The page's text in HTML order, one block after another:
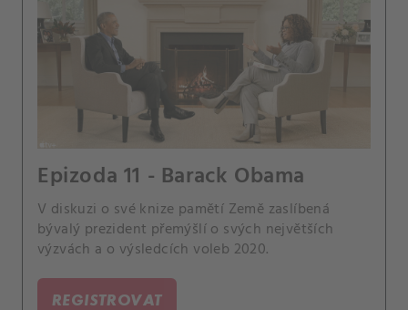
Epizoda 11 - Barack Obama
V diskuzi o své knize pamětí Země zaslíbená
bývalý prezident přemýšlí o svých největších
výzvách a o výsledcích voleb 2020.
REGISTROVAT